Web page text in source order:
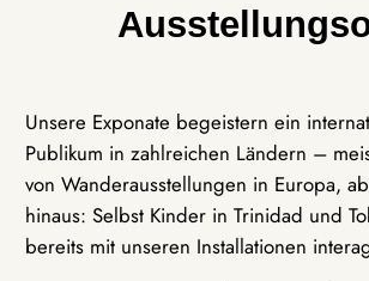
Unsere Exponate begeistern ein
Publikum in zahlreichen Ländern –
von Wanderausstellungen in Europa,
hinaus: Selbst Kinder in Trinidad und
bereits mit unseren Installationen